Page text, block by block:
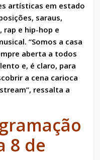
artísticas em estado
saraus,
rap e hip-hop e
“Somos a casa
aberta a todos
e, é claro, para
a cena carioca
ressalta a
8 de